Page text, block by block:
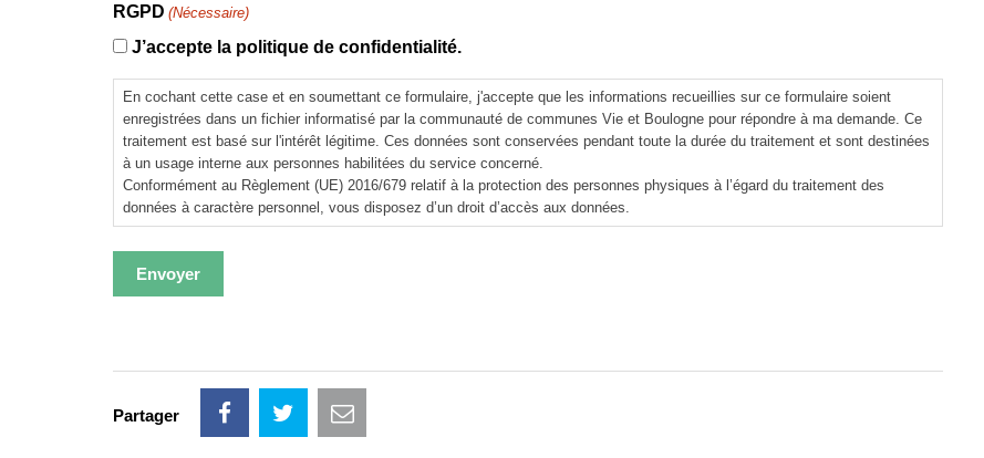
RGPD (Nécessaire)
J’accepte la politique de confidentialité.
En cochant cette case et en soumettant ce formulaire, j'accepte que les informations recueillies sur ce formulaire soient
enregistrées dans un fichier informatisé par la communauté de communes Vie et Boulogne pour répondre à ma demande. Ce
traitement est basé sur l'intérêt légitime. Ces données sont conservées pendant toute la durée du traitement et sont destinées
à un usage interne aux personnes habilitées du service concerné.
Conformément au Règlement (UE) 2016/679 relatif à la protection des personnes physiques à l’égard du traitement des
données à caractère personnel, vous disposez d’un droit d’accès aux données.
Partager